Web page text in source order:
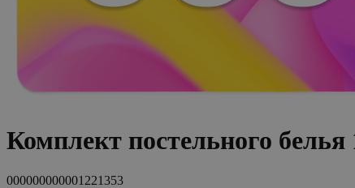
Комплект постельного
000000000001221353